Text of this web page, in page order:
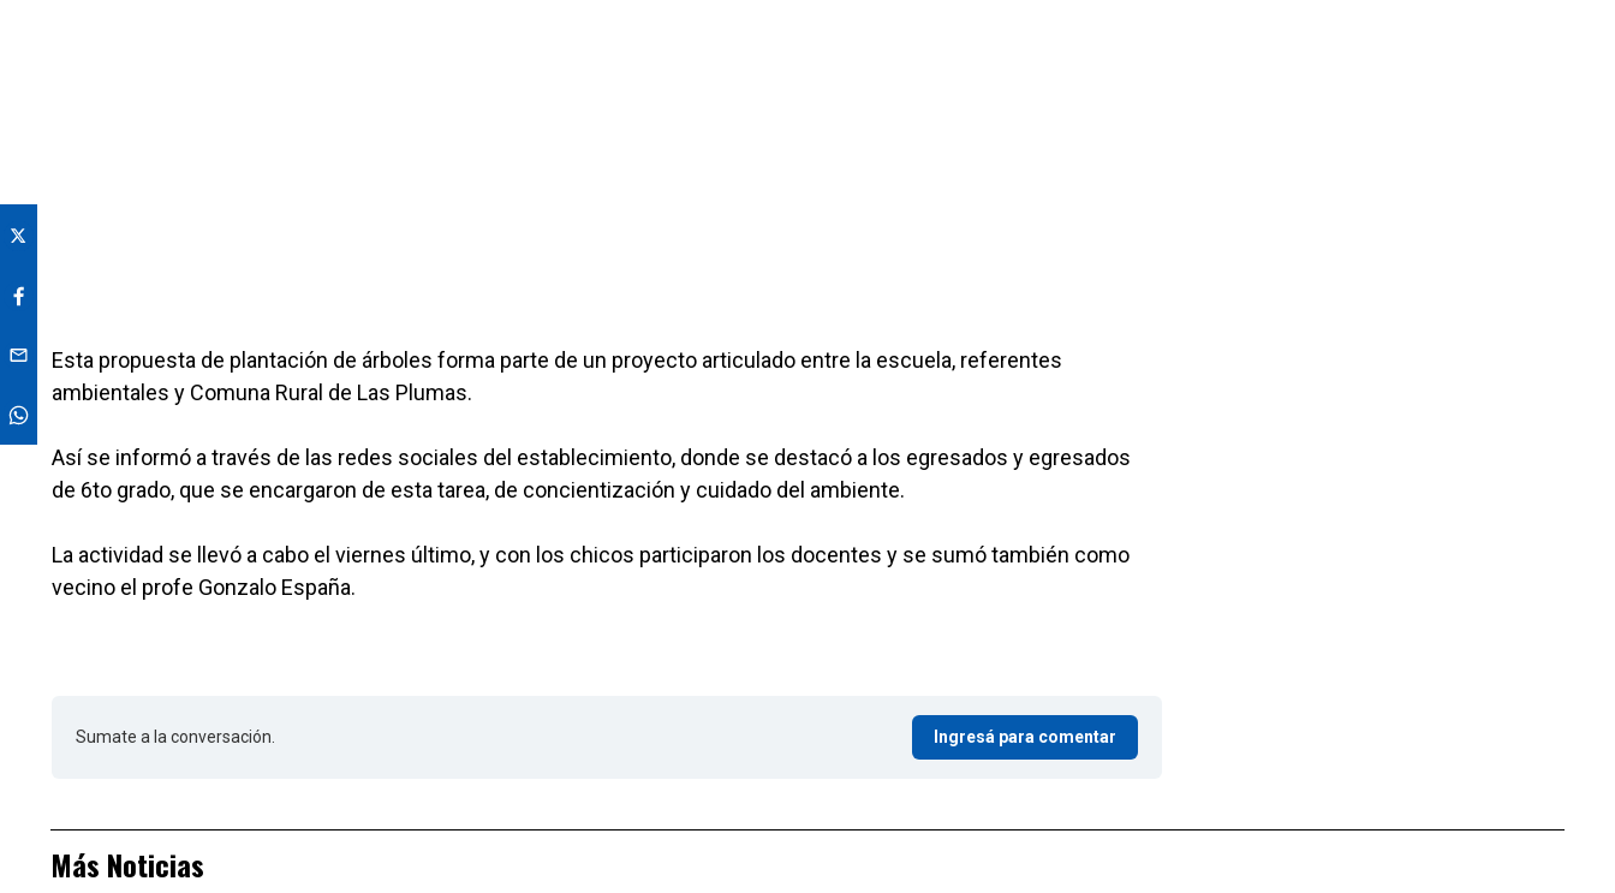
Esta propuesta de plantación de árboles forma parte de un proyecto articulado entre la escuela, referentes
ambientales y Comuna Rural de Las Plumas.
Así se informó a través de las redes sociales del establecimiento, donde se destacó a los egresados y egresados
de 6to grado, que se encargaron de esta tarea, de concientización y cuidado del ambiente.
La actividad se llevó a cabo el viernes último, y con los chicos participaron los docentes y se sumó también como
vecino el profe Gonzalo España.
Sumate a la conversación. Ingresá para comentar
Más Noticias